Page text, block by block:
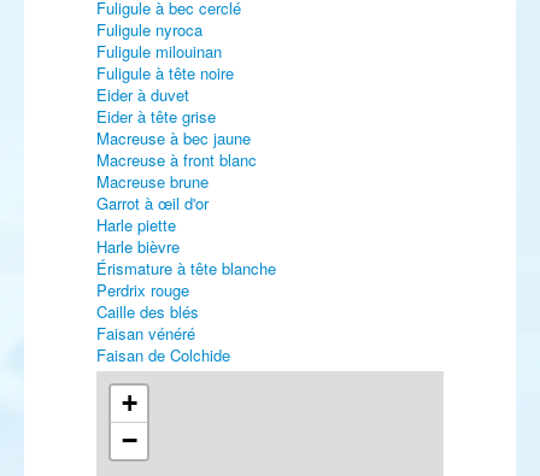
Fuligule à bec cerclé
Fuligule nyroca
Fuligule milouinan
Fuligule à tête noire
Eider à duvet
Eider à tête grise
Macreuse à bec jaune
Macreuse à front blanc
Macreuse brune
Garrot à œil d'or
Harle piette
Harle bièvre
Érismature à tête blanche
Perdrix rouge
Caille des blés
Faisan vénéré
Faisan de Colchide
Plongeon catmarin
Plongeon arctique
Plongeon imbrin
Grèbe castagneux
Grèbe esclavon
+
−